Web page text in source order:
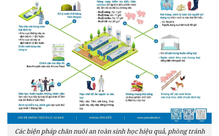
Các biện pháp chăn nuôi an toàn sinh học hiệu quả, phòng tránh